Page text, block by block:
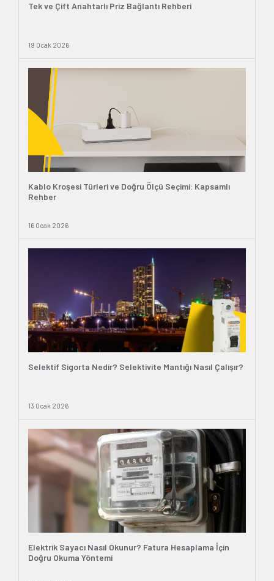
Tek ve Çift Anahtarlı Priz Bağlantı Rehberi
19 Ocak 2026
Kablo Kroşesi Türleri ve Doğru Ölçü Seçimi: Kapsamlı
Rehber
16 Ocak 2026
Selektif Sigorta Nedir? Selektivite Mantığı Nasıl Çalışır?
13 Ocak 2026
Elektrik Sayacı Nasıl Okunur? Fatura Hesaplama İçin
Doğru Okuma Yöntemi